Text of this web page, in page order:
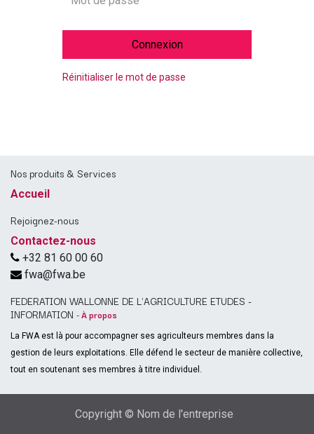
Connexion
Réinitialiser le mot de passe
Nos produits & Services
Accueil
Rejoignez-nous
Contactez-nous
+32 81 60 00 60
fwa@fwa.be
FEDERATION WALLONNE DE L'AGRICULTURE ETUDES -
INFORMATION -À propos
La FWA est là pour accompagner ses agriculteurs membres dans la
gestion de leurs exploitations. Elle défend le secteur de manière collective,
tout en soutenant ses membres à titre individuel.
Copyright © Nom de l'entreprise